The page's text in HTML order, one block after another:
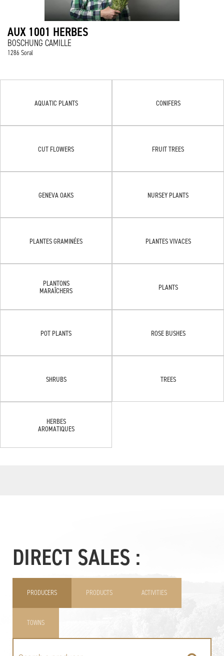
AUX 1001 HERBES
BOSCHUNG CAMILLE
1286 Soral
AQUATIC PLANTS CONIFERS
CUT FLOWERS FRUIT TREES
GENEVA OAKS NURSEY PLANTS
PLANTES GRAMINÉES PLANTES VIVACES
PLANTONS
MARAÎCHERS
PLANTS
POT PLANTS ROSE BUSHES
SHRUBS TREES
HERBES
AROMATIQUES
DIRECT SALES :
PRODUCERS PRODUCTS ACTIVITIES
TOWNS